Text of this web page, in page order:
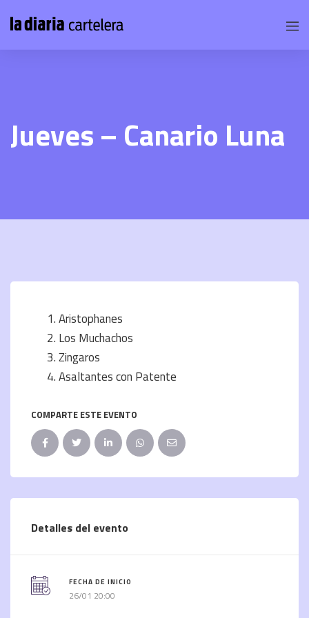
Jueves – Canario Luna
Aristophanes
Los Muchachos
Zingaros
Asaltantes con Patente
COMPARTE ESTE EVENTO
Detalles del evento
FECHA DE INICIO
26/01 20:00